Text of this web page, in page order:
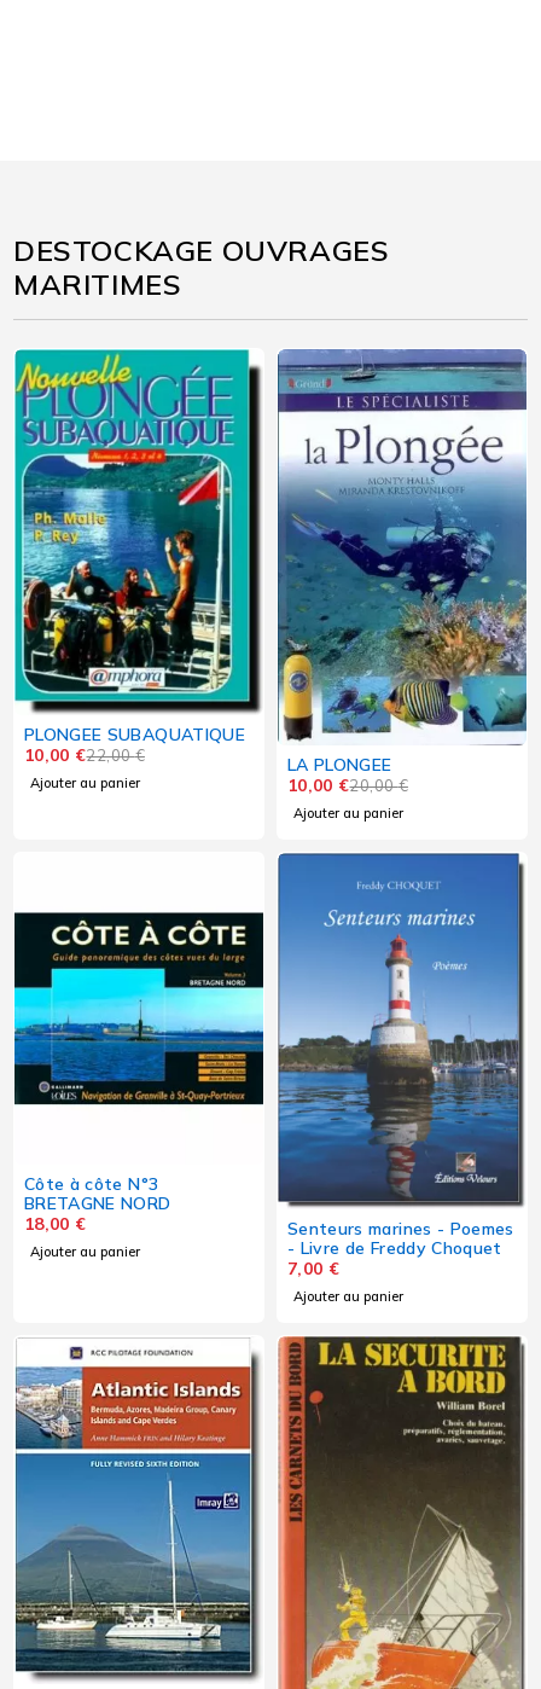
DESTOCKAGE OUVRAGES
MARITIMES
PLONGEE SUBAQUATIQUE
22,00€
10,00 €
Ajouter au panier
LA PLONGEE
20,00€
10,00 €
Ajouter au panier
Côte à côte N°3
BRETAGNE NORD
18,00 €
Ajouter au panier
Senteurs marines - Poemes
- Livre de Freddy Choquet
7,00 €
Ajouter au panier